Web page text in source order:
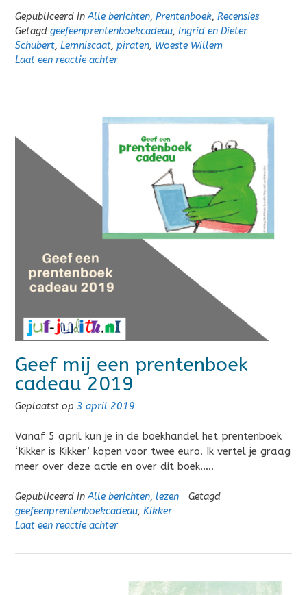
Gepubliceerd inAlle berichten, Prentenboek, Recensies
Getagd geefeenprentenboekcadeau, Ingrid en Dieter
Schubert, Lemniscaat, piraten, Woeste Willem
Laat een reactie achter
Geef mij een prentenboek
cadeau 2019
Geplaatst op 3 april 2019
Vanaf 5 april kun je in de boekhandel het prentenboek
‘Kikker is Kikker’ kopen voor twee euro. Ik vertel je graag
meer over deze actie en over dit boek…..
Gepubliceerd inAlle berichten, lezen
Getagd
geefeenprentenboekcadeau, Kikker
Laat een reactie achter